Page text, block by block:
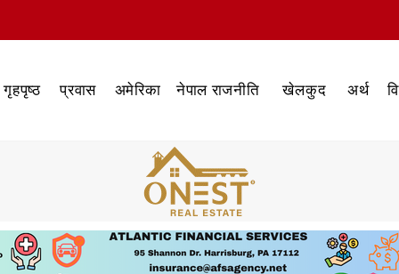
गृहपृष्ठ प्रवास अमेरिका नेपाल राजनीति खेलकुद अर्थ